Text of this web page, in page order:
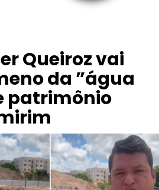
Queiroz vai
da ”água
patrimônio